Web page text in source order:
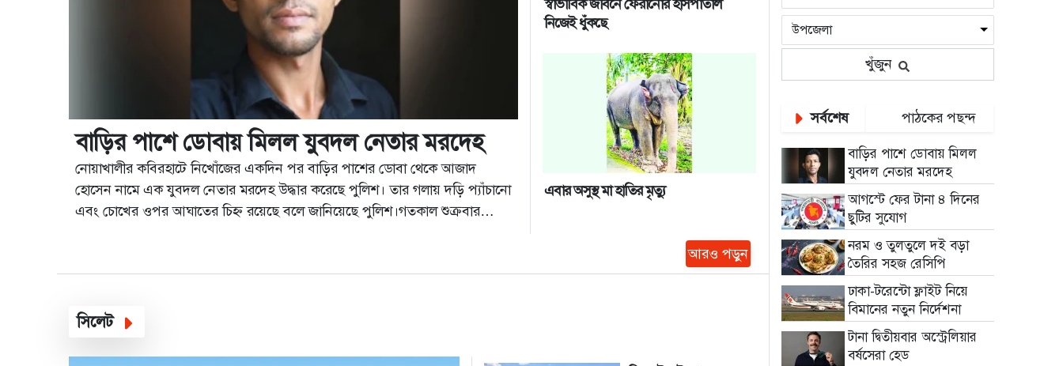
বাড়ির পাশে ডোবায় মিলল যুবদল নেতার মরদেহ
নোয়াখালীর কবিরহাটে নিখোঁজের একদিন পর বাড়ির পাশের ডোবা থেকে আজাদ
হোসেন নামে এক যুবদল নেতার মরদেহ উদ্ধার করেছে পুলিশ। তার গলায় দড়ি প্যাঁচানো
এবং চোখের ওপর আঘাতের চিহ্ন রয়েছে বলে জানিয়েছে পুলিশ।গতকাল শুক্রবার
স্বাভাবিক জীবনে ফেরানোর হাসপাতাল
নিজেই ধুঁকছে
এবার অসুস্থ মা হাতির মৃত্যু
আরও পড়ুন
সিলেট
খুঁজুন
সর্বশেষ পাঠকের পছন্দ
বাড়ির পাশে ডোবায় মিলল
যুবদল নেতার মরদেহ
আগস্টে ফের টানা ৪ দিনের
ছুটির সুযোগ
নরম ও তুলতুলে দই বড়া
তৈরির সহজ রেসিপি
ঢাকা-টরেন্টো ফ্লাইট নিয়ে
বিমানের নতুন নির্দেশনা
টানা দ্বিতীয়বার অস্ট্রেলিয়ার
বর্ষসেরা হেড